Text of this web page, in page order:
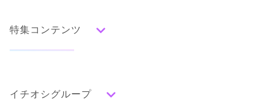
みんなの振袖ランキングトップ
色別ランキング
グレー
白
口コミから探す
特集コンテンツ
ママ振特集
イチオシグループ